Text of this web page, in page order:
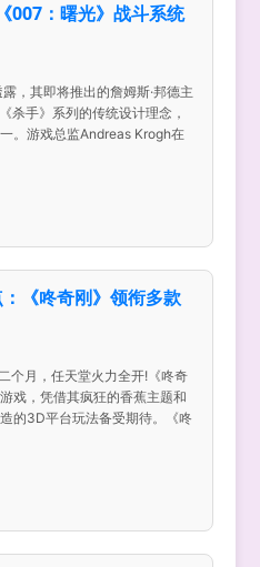
007：曙光》战斗系统
，其即将推出的詹姆斯·邦德主
杀手》系列的传统设计理念，
。游戏总监Andreas Krogh在
《咚奇刚》领衔多款
个月，任天堂火力全开!《咚奇
戏，凭借其疯狂的香蕉主题和
的3D平台玩法备受期待。《咚